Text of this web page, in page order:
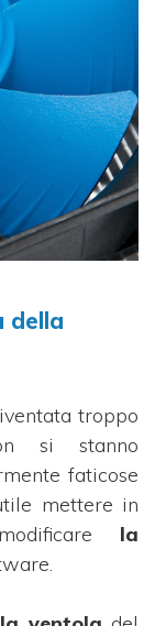
della
troppo
si stanno
faticose
mettere in
la